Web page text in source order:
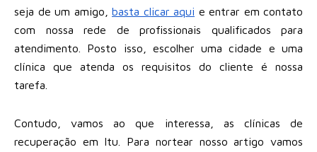
seja de um amigo, basta clicar aqui e entrar em contato
com nossa rede de profissionais qualificados para
atendimento. Posto isso, escolher uma cidade e uma
clínica que atenda os requisitos do cliente é nossa
tarefa.
Contudo, vamos ao que interessa, as clínicas de
recuperação em Itu. Para nortear nosso artigo vamos